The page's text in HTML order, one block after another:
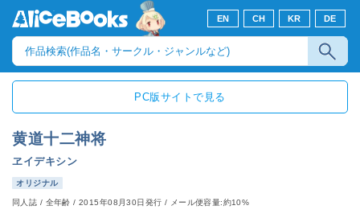
EN CH KR DE
PC版サイトで見る
黄道十二神将
ヱイデキシン
オリジナル
同人誌 / 全年齢/2015年08月30日発行 / メール便容量:約10%